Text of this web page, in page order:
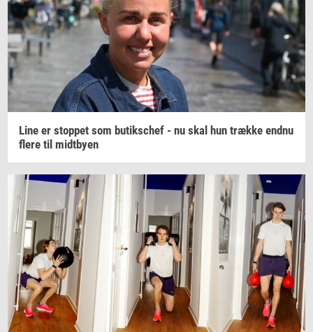
Line er stop­pet som bu­tiks­chef - nu skal hun træk­ke endnu
flere til midt­by­en